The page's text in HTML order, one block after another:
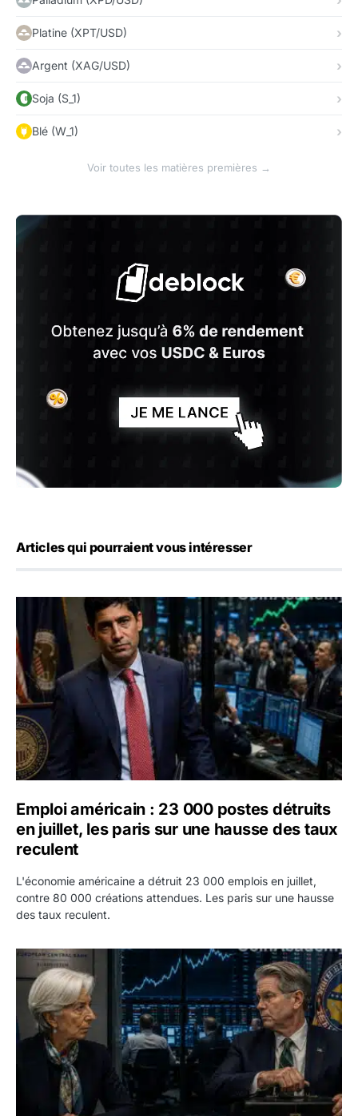
Platine (XPT/USD)
Argent (XAG/USD)
Soja (S_1)
Blé (W_1)
Voir toutes les matières premières →
Articles qui pourraient vous intéresser
Emploi américain : 23 000 postes détruits en juillet, les
Emploi américain : 23 000 postes détruits
en juillet, les paris sur une hausse des taux
reculent
L'économie américaine a détruit 23 000 emplois en juillet,
contre 80 000 créations attendues. Les paris sur une hausse
des taux reculent.
Yen : Washington a vendu des euros sans prévenir la